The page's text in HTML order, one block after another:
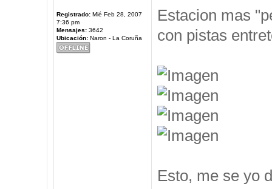
Registrado:Mié Feb 28, 2007
7:36 pm
Mensajes:3642
Ubicación:Naron - La Coruña
Estacion mas
con pistas
Esto, me se yo